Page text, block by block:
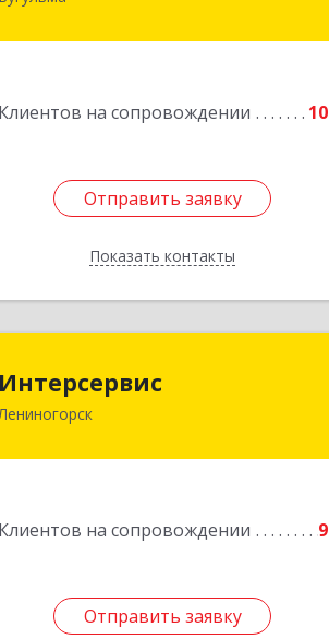
Клиентов на сопровождении 10
Отправить заявку
Показать контакты
Отправить заявку
Назад
Интерсервис
Лениногорск
Клиентов на сопровождении 9
Отправить заявку
423250, Татарстан Респ, Лениногорск
Отправить заявку